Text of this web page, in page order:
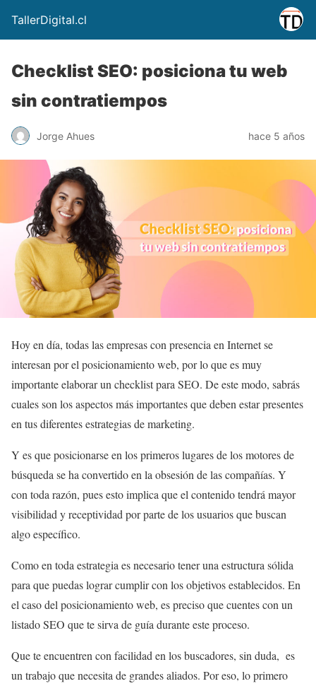
TallerDigital.cl
Checklist SEO: posiciona tu web
sin contratiempos
Jorge Ahues hace 5 años
Hoy en día, todas las empresas con presencia en Internet se
interesan por el posicionamiento web, por lo que es muy
importante elaborar un checklist para SEO. De este modo, sabrás
cuales son los aspectos más importantes que deben estar presentes
en tus diferentes estrategias de marketing.
Y es que posicionarse en los primeros lugares de los motores de
búsqueda se ha convertido en la obsesión de las compañías. Y
con toda razón, pues esto implica que el contenido tendrá mayor
visibilidad y receptividad por parte de los usuarios que buscan
algo específico.
Como en toda estrategia es necesario tener una estructura sólida
para que puedas lograr cumplir con los objetivos establecidos. En
el caso del posicionamiento web, es preciso que cuentes con un
listado SEO que te sirva de guía durante este proceso.
Que te encuentren con facilidad en los buscadores, sin duda, es
un trabajo que necesita de grandes aliados. Por eso, lo primero